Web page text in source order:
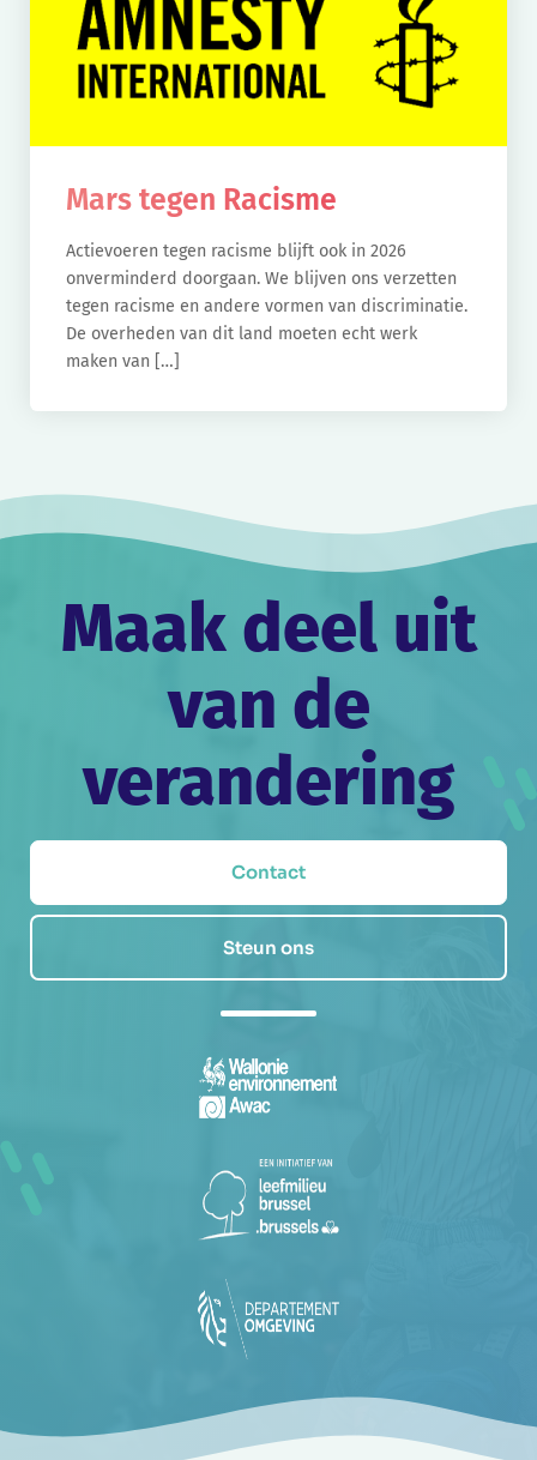
Mars tegen Racisme
Actievoeren tegen racisme blijft ook in 2026
onverminderd doorgaan. We blijven ons verzetten
tegen racisme en andere vormen van discriminatie.
De overheden van dit land moeten echt werk
maken van […]
Maak deel uit
van de
verandering
Contact
Steun ons